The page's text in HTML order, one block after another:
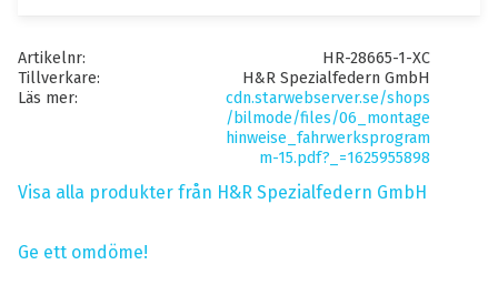
Artikelnr
HR-28665-1-XC
Tillverkare
H&R Spezialfedern GmbH
Läs mer
cdn.starwebserver.se/shops
/bilmode/files/06_montage
hinweise_fahrwerksprogram
m-15.pdf?_=1625955898
Visa alla produkter från H&R Spezialfedern GmbH
Ge ett omdöme!